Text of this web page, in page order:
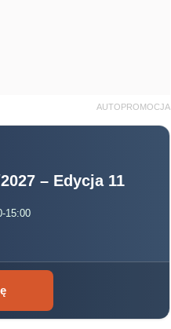
AUTOPROMOCJA
– Edycja 11
15:00